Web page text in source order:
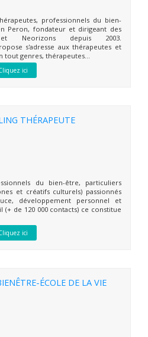
professionnels du bien-
Peron, fondateur et dirigeant des
Neorizons depuis 2003.
s'adresse aux thérapeutes et
genres, thérapeutes...
ici
THÉRAPEUTE
du bien-être, particuliers
et créatifs culturels) passionnés
développement personnel et
de 120 000 contacts) ce constitue
ici
ÉCOLE DE LA VIE